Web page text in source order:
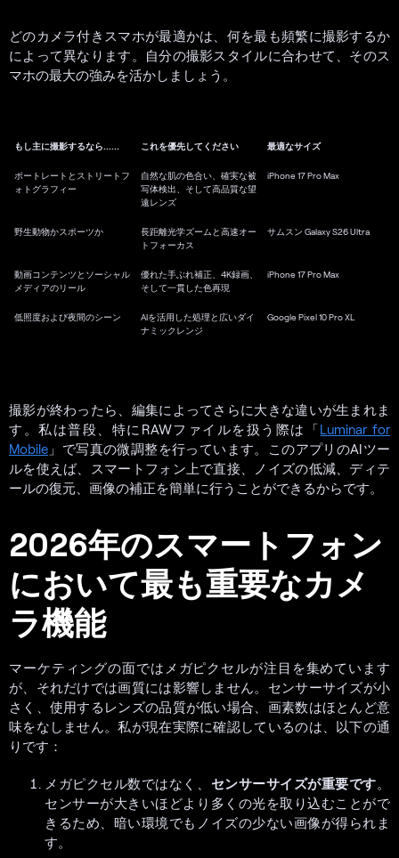
どのカメラ付きスマホが最適かは、何を最も頻繁に撮影するか
によって異なります。自分の撮影スタイルに合わせて、そのス
マホの最大の強みを活かしましょう。
もし主に撮影するなら…… これを優先してください 最適なサイズ
ポートレートとストリートフ
ォトグラフィー
自然な肌の色合い、確実な被
写体検出、そして高品質な望
遠レンズ
iPhone 17 Pro Max
野生動物かスポーツか
長距離光学ズームと高速オー
トフォーカス
サムスン Galaxy S26 Ultra
動画コンテンツとソーシャル
メディアのリール
優れた手ぶれ補正、4K録画、
そして一貫した色再現
iPhone 17 Pro Max
低照度および夜間のシーン
AIを活用した処理と広いダイ
ナミックレンジ
Google Pixel 10 Pro XL
撮影が終わったら、編集によってさらに大きな違いが生まれま
す。私は普段、特にRAWファイルを扱う際は「Luminar for
Mobile 」で写真の微調整を行っています。このアプリのAIツー
ルを使えば、スマートフォン上で直接、ノイズの低減、ディテ
ールの復元、画像の補正を簡単に行うことができるからです。
2026年のスマートフォン
において最も重要なカメ
ラ機能
マーケティングの面ではメガピクセルが注目を集めています
が、それだけでは画質には影響しません。センサーサイズが小
さく、使用するレンズの品質が低い場合、画素数はほとんど意
味をなしません。私が現在実際に確認しているのは、以下の通
りです：
メガピクセル数ではなく、 センサーサイズが重要です。
センサーが大きいほどより多くの光を取り込むことがで
きるため、暗い環境でもノイズの少ない画像が得られま
す。